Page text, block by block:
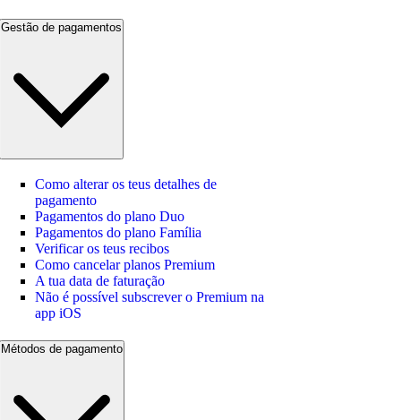
Gestão de pagamentos
Como alterar os teus detalhes de
pagamento
Pagamentos do plano Duo
Pagamentos do plano Família
Verificar os teus recibos
Como cancelar planos Premium
A tua data de faturação
Não é possível subscrever o Premium na
app iOS
Métodos de pagamento